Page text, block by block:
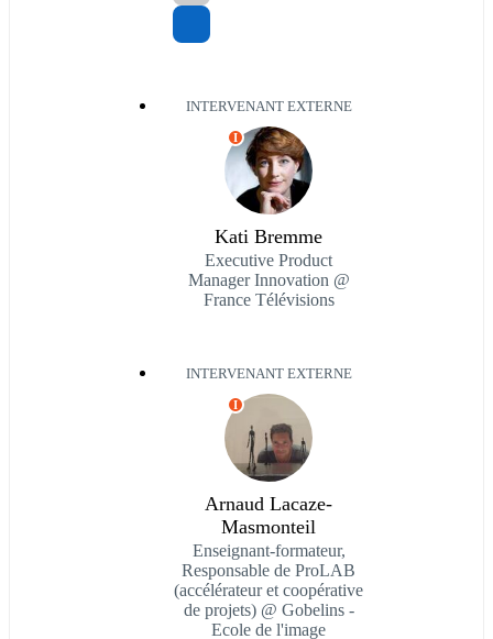
INTERVENANT EXTERNE
I
Kati Bremme
Executive Product
Manager Innovation @
France Télévisions
INTERVENANT EXTERNE
I
Arnaud Lacaze-
Masmonteil
Enseignant-formateur,
Responsable de ProLAB
(accélérateur et coopérative
de projets) @ Gobelins -
Ecole de l'image